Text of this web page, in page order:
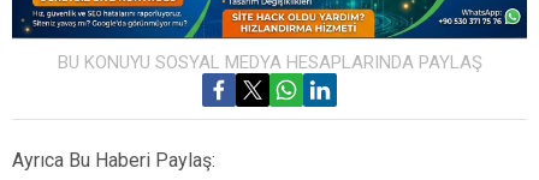
BU KONUYU SOSYAL MEDYA HESAPLARINDA PAYLAŞ
Ayrıca Bu Haberi Paylaş: